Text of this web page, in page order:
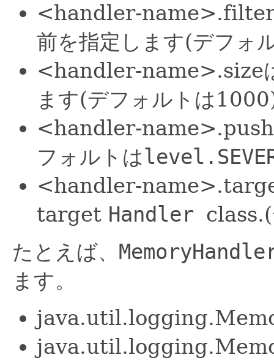
<handler-name>.filter
前を指定します(デフォ
<handler-name>.size
ます(デフォルトは
<handler-
フォルトは
<handler-
target Handler
たとえば、
ます。